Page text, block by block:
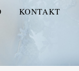
KONTAKT